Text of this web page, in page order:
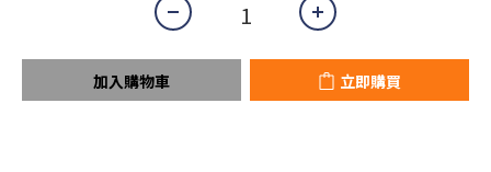
加入購物車 立即購買